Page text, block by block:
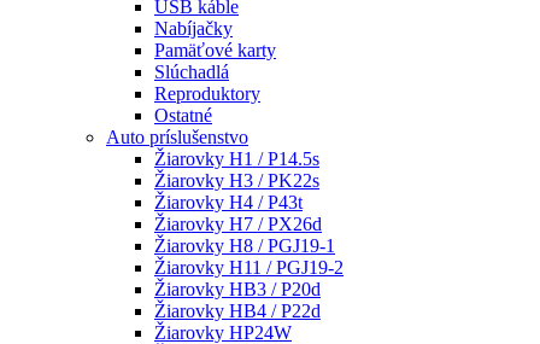
USB káble
Nabíjačky
Pamäťové karty
Slúchadlá
Reproduktory
Ostatné
Auto príslušenstvo
Žiarovky H1 / P14.5s
Žiarovky H3 / PK22s
Žiarovky H4 / P43t
Žiarovky H7 / PX26d
Žiarovky H8 / PGJ19-1
Žiarovky H11 / PGJ19-2
Žiarovky HB3 / P20d
Žiarovky HB4 / P22d
Žiarovky HP24W